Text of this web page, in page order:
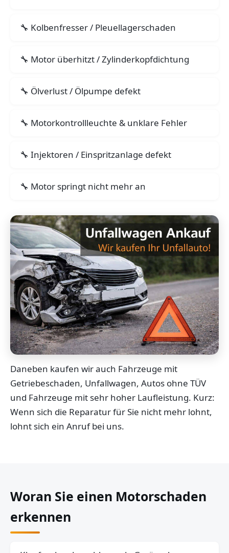
Kolbenfresser / Pleuellagerschaden
Motor überhitzt / Zylinderkopfdichtung
Ölverlust / Ölpumpe defekt
Motorkontrollleuchte & unklare Fehler
Injektoren / Einspritzanlage defekt
Motor springt nicht mehr an
Daneben kaufen wir auch Fahrzeuge mit
Getriebeschaden, Unfallwagen, Autos ohne TÜV
und Fahrzeuge mit sehr hoher Laufleistung. Kurz:
Wenn sich die Reparatur für Sie nicht mehr lohnt,
lohnt sich ein Anruf bei uns.
Woran Sie einen Motorschaden
erkennen